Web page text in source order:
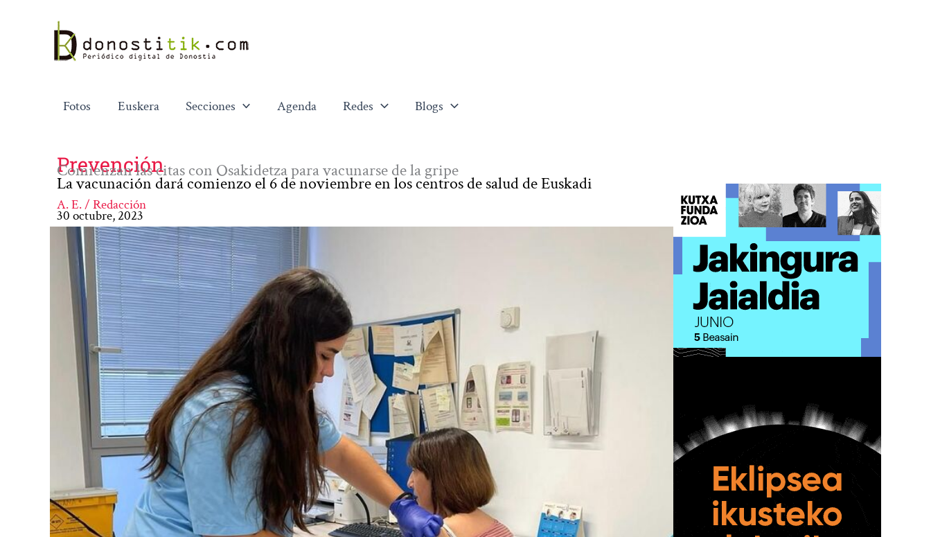
contenido
Fotos Euskera Secciones Agenda Redes Blogs
Prevención
Comienzan las citas con Osakidetza para vacunarse de la gripe
La vacunación dará comienzo el 6 de noviembre en los centros de salud de Euskadi
A. E. / Redacción
30 octubre, 2023